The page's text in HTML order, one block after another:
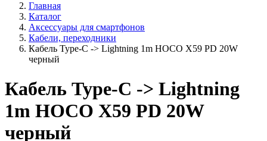
Главная
Каталог
Аксессуары для смартфонов
Кабели, переходники
Кабель Type-C -> Lightning 1m HOCO X59 PD 20W
черный
Кабель Type-C -> Lightning
1m HOCO X59 PD 20W
черный